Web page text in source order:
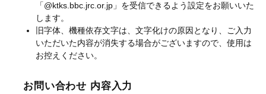
「@ktks.bbc.jrc.or.jp」を受信できるよう設定をお願いいた
します。
旧字体、機種依存文字は、文字化けの原因となり、ご入力
いただいた内容が消失する場合がございますので、使用は
お控えください。
お問い合わせ 内容入力